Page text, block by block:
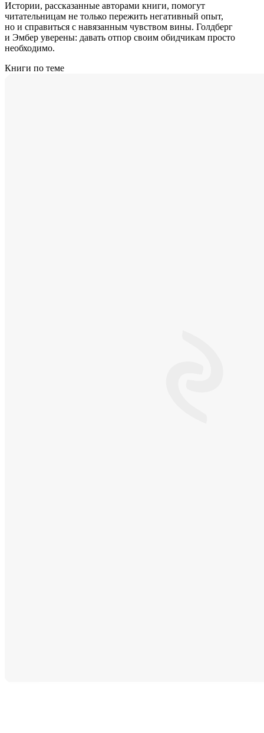
Истории, рассказанные авторами книги, помогут
читательницам не только пережить негативный опыт,
но и справиться с навязанным чувством вины. Голдберг
и Эмбер уверены: давать отпор своим обидчикам просто
необходимо.
Книги по теме